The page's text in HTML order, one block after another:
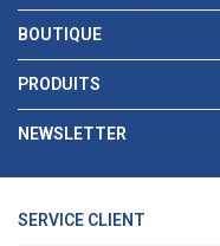
BOUTIQUE
PRODUITS
NEWSLETTER
SERVICE CLIENT